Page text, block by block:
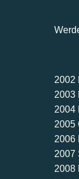
2002
2003
2004
2005
2006
2007
2008